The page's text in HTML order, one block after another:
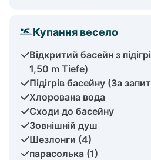
Купання весело
Відкритий басейн з
1,50 m Tiefe)
Підігрів басейну (За
Хлорована вода
Сходи до басейну
Зовнішній душ
Шезлонги (4)
парасолька (1)